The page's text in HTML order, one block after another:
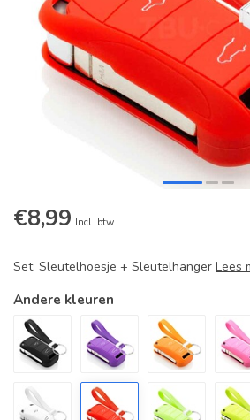
€8,99 Incl. btw
Set: Sleutelhoesje + Sleutelhanger Lees
Andere kleuren